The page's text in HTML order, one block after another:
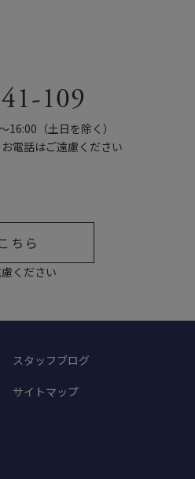
109
16:00（土日を除く）
電話はご遠慮ください
ちら
ください
スタッフブログ
サイトマップ